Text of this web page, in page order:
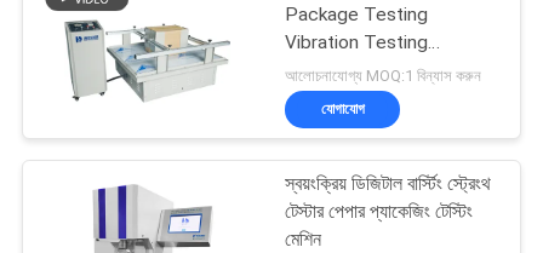
এক্সিলারেটেড এজিং চেম্বার
Package Testing
Vibration Testing
Machine Customized
আলোচনাযোগ্য MOQ:1 বিন্যাস করুন
যোগাযোগ
স্বয়ংক্রিয় ডিজিটাল বার্স্টিং স্ট্রেংথ
টেস্টার পেপার প্যাকেজিং টেস্টিং
মেশিন